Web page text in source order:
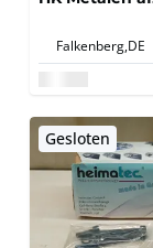
Falkenberg, DE
Gesloten